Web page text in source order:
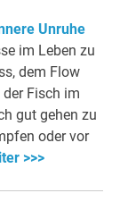
Unruhe
im Leben zu
dem Flow
Fisch im
gut gehen zu
oder vor
>>>